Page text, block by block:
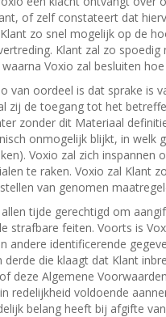
of zelf constateert dat
zo snel mogelijk op de
Klant zal zo spoedig
Voxio zal besluiten
van oordeel is dat sprake is
zij de toegang tot het
zonder dit Materiaal
onmogelijk blijkt, in welk
Voxio zal zich inspannen
te raken. Voxio zal Klant
van genomen
tijde gerechtigd om
strafbare feiten. Voorts is
andere identificerende
derde die klaagt dat Klant
deze Algemene
redelijkheid voldoende
belang heeft bij afgifte